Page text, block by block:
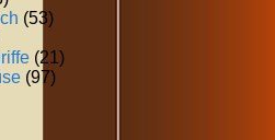
(53)
(21)
(97)